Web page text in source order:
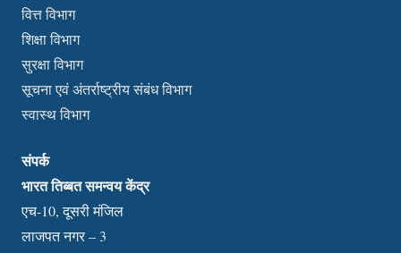
वित्त विभाग
शिक्षा विभाग
सुरक्षा विभाग
सूचना एवं अंतर्राष्ट्रीय संबंध विभाग
स्वास्थ विभाग
संपर्क
भारत तिब्बत समन्वय केंद्र
एच-10, दूसरी मंजिल
लाजपत नगर – 3